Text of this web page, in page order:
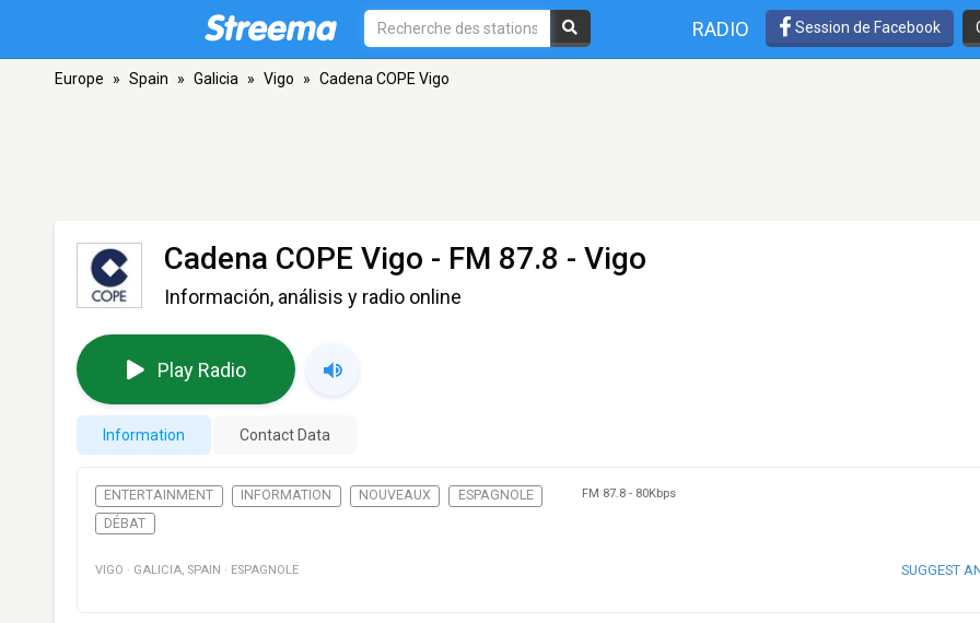
RADIO Session de Facebook
Europe » Spain » Galicia » Vigo » Cadena COPE Vigo
Cadena COPE Vigo - FM 87.8 - Vigo
Información, análisis y radio online
Play Radio
Information Contact Data
ENTERTAINMENT INFORMATION NOUVEAUX
ESPAGNOLE
DÉBAT
FM 87.8 - 80Kbps
VIGO · GALICIA, SPAIN · ESPAGNOLE SUGGEST